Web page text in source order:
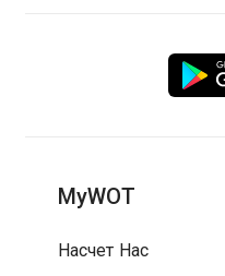
MyWOT
Насчет Нас